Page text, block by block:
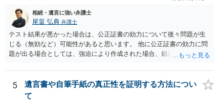
相続・遺言に強い弁護士
尾畠 弘典 弁護士
テスト結果が悪かった場合は、公正証書の効力について後々問題が生
じる（無効など）可能性があると思います。 他に公正証書の効力に問
題が出る場合としては、強迫により作成された場合、錯誤（勘違い）
すが、弁護士に作成を依頼する場合は、１０～数十万円程度になるケ
ースが多いと思います。 報酬体系は、弁護士ごとに異なりますので一
律の基準はありません。
5
遺言書や自筆手紙の真正性を証明する方法につい
て